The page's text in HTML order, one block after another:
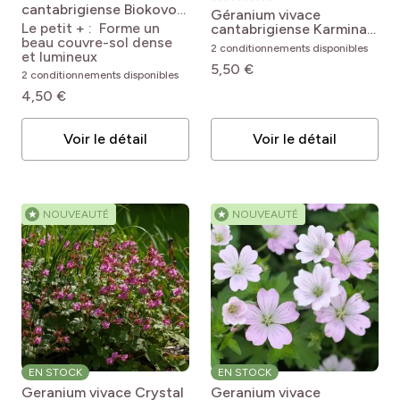
Zone 9b (-3.9 à -1.1°C)
Zone 10a (-1.1 à +1.7°C) (5)
Couvre-sol
Se naturalise (1)
cantabrigiense Biokovo
Geranium x
cantabrigiense Biokovo
Le petit + : Forme un
beau couvre-sol dense
et lumineux
2 conditionnements disponibles
4,50 €
Voir le détail
Géranium vivace
cantabrigiense Karmina
Geranium x
cantabrigiense Karmina
2 conditionnements disponibles
5,50 €
Voir le détail
★ NOUVEAUTÉ
EN STOCK
Geranium vivace Crystal
★ NOUVEAUTÉ
EN STOCK
Geranium vivace